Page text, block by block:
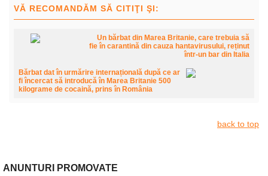
VĂ RECOMANDĂM SĂ CITIŢI ŞI:
Un bărbat din Marea Britanie, care trebuia să
fie în carantină din cauza hantavirusului, reținut
într-un bar din Italia
Bărbat dat în urmărire internațională după ce ar
fi încercat să introducă în Marea Britanie 500
kilograme de cocaină, prins în România
back to top
ANUNTURI PROMOVATE